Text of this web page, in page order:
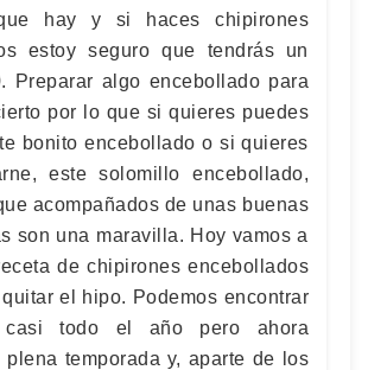
hay y si haces chipirones
estoy seguro que tendrás un
Preparar algo encebollado para
por lo que si quieres puedes
bonito encebollado o si quieres
este solomillo encebollado,
acompañados de unas buenas
son una maravilla. Hoy vamos a
de chipirones encebollados
el hipo. Podemos encontrar
casi todo el año pero ahora
plena temporada y, aparte de los